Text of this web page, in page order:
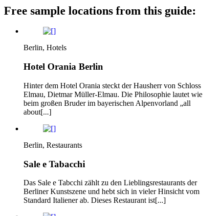
Free sample locations from this guide:
Berlin, Hotels
Hotel Orania Berlin
Hinter dem Hotel Orania steckt der Hausherr von Schloss
Elmau, Dietmar Müller-Elmau. Die Philosophie lautet wie
beim großen Bruder im bayerischen Alpenvorland „all
about[...]
Berlin, Restaurants
Sale e Tabacchi
Das Sale e Tabcchi zählt zu den Lieblingsrestaurants der
Berliner Kunstszene und hebt sich in vieler Hinsicht vom
Standard Italiener ab. Dieses Restaurant ist[...]